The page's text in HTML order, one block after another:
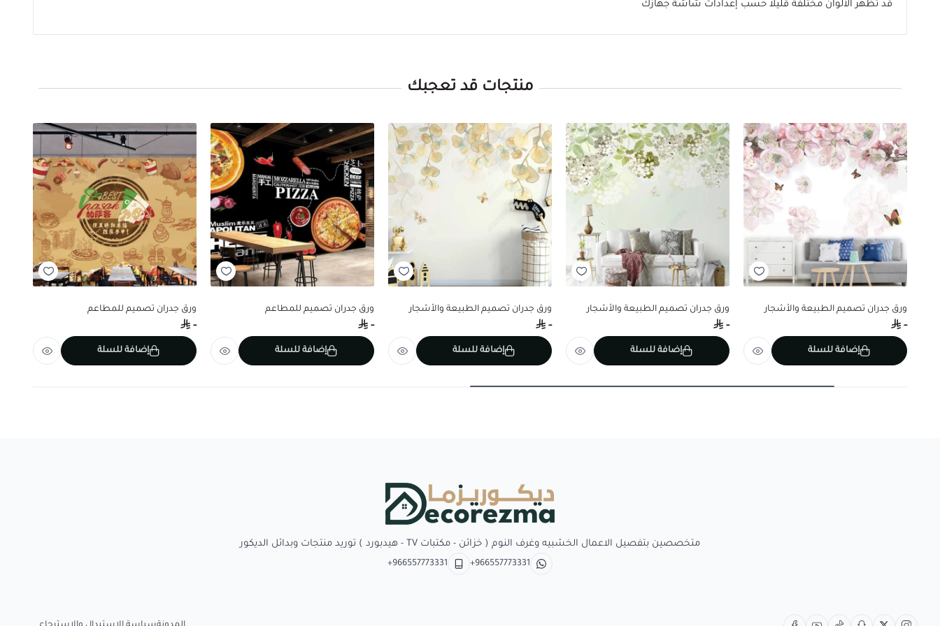
قد تظهر الألوان مختلفة قليلاً حسب إعدادات شاشة جهازك
منتجات قد تعجبك
ورق جدران تصميم الطبيعة والأشجار
-
إضافة للسلة
ورق جدران تصميم الطبيعة والأشجار
-
إضافة للسلة
ورق جدران تصميم الطبيعة والأشجار
-
إضافة للسلة
ورق جدران تصميم للمطاعم
-
إضافة للسلة
ورق جدران تصميم للمطاعم
-
إضافة للسلة
متخصصين بتفصيل الاعمال الخشبيه وغرف النوم ( خزائن - مكتبات TV - هيدبورد ) توريد منتجات وبدائل الديكور
+966557773331
+966557773331